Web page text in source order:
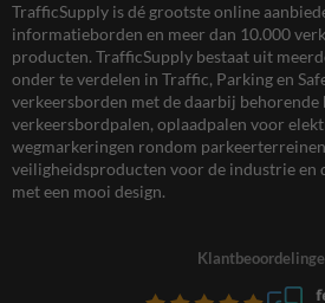
TrafficSupply is dé grootste online
informatieborden en meer dan 10.000
producten. TrafficSupply bestaat uit
onder te verdelen in Traffic, Parking en
verkeersborden met de daarbij behorende
verkeersbordpalen, oplaadpalen voor
wegmarkeringen rondom
veiligheidsproducten voor de industrie en
met een mooi design.